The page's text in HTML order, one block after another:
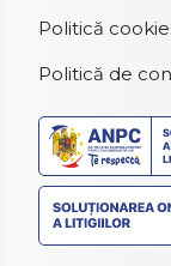
Politică
Politică de